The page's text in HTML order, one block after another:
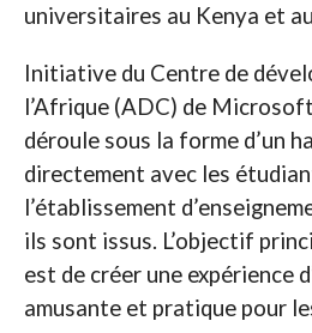
universitaires au Kenya et
Initiative du Centre de
l’Afrique (ADC) de
déroule sous la forme d’un
directement avec les
l’établissement
ils sont issus. L’objectif
est de créer une expérience
amusante et pratique pour